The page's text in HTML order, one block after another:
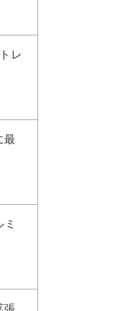
レ
最
張